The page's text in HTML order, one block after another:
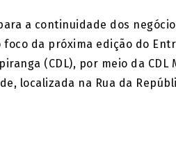
a continuidade dos
da próxima edição do
(CDL), por meio da CDL
localizada na Rua da